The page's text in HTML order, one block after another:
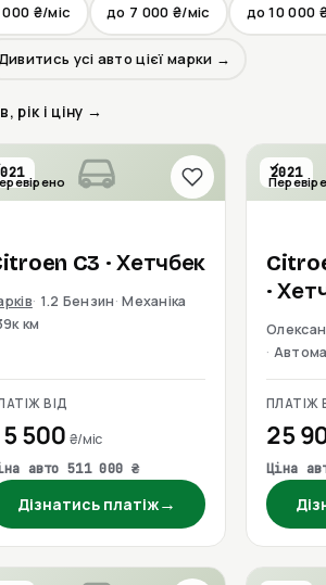
₴/міс до 7 000 ₴/міс до 10 000
усі авто цієї марки →
рік і ціну →
C3 · Хетчбек
1.2 Бензин Механіка
км
ВІД
500 ₴/міс
авто 511 000 ₴
Дізнатись платіж→
2021
·
ПЛАТІЖ
25
Ціна